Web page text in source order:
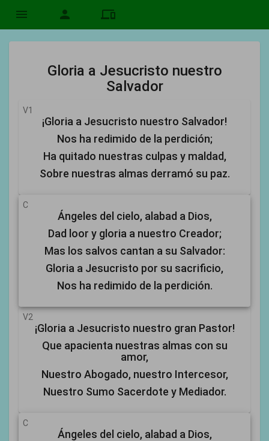
menu person devices
Gloria a Jesucristo nuestro
Salvador
V1
¡Gloria a Jesucristo nuestro Salvador!
Nos ha redimido de la perdición;
Ha quitado nuestras culpas y maldad,
Sobre nuestras almas derramó su paz.
C
Ángeles del cielo, alabad a Dios,
Dad loor y gloria a nuestro Creador;
Mas los salvos cantan a su Salvador:
Gloria a Jesucristo por su sacrificio,
Nos ha redimido de la perdición.
V2
¡Gloria a Jesucristo nuestro gran Pastor!
Que apacienta nuestras almas con su
amor,
Nuestro Abogado, nuestro Intercesor,
Nuestro Sumo Sacerdote y Mediador.
C
Ángeles del cielo, alabad a Dios,